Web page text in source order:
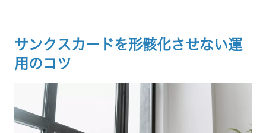
サンクスカードを形骸化させない運
用のコツ